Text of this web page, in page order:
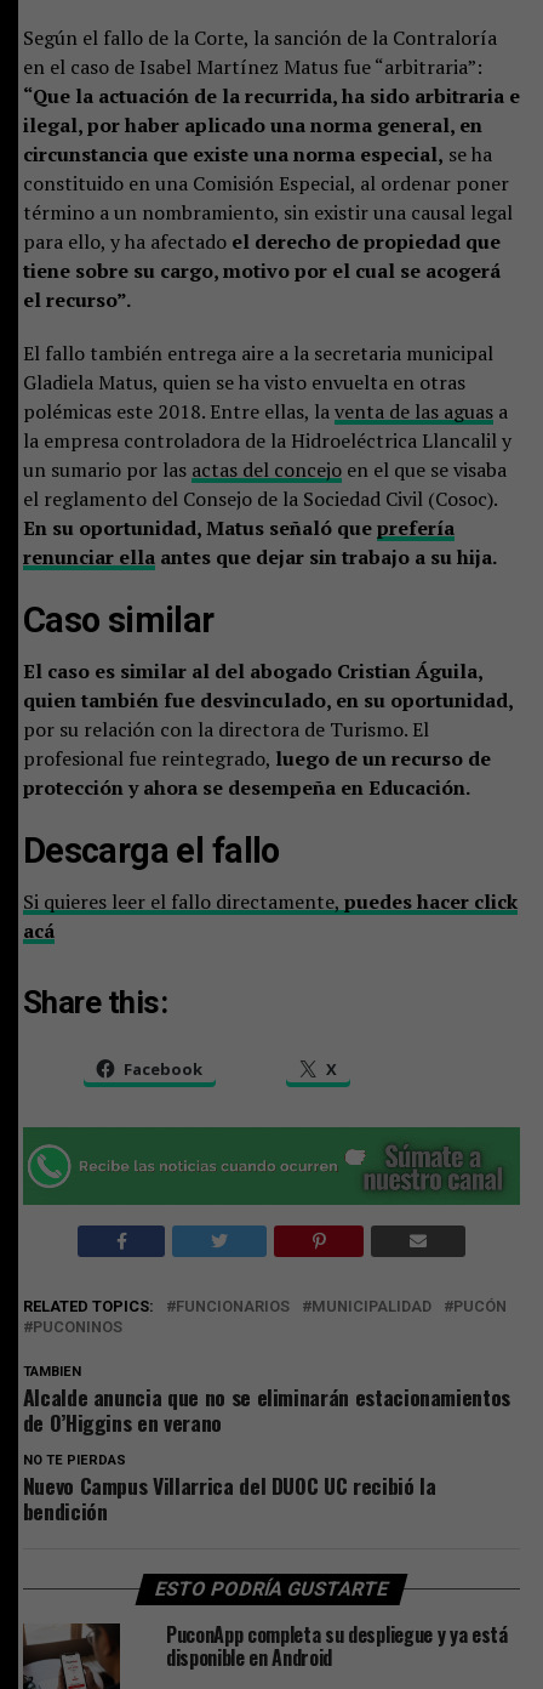
Según el fallo de la Corte, la sanción de la Contraloría
en el caso de Isabel Martínez Matus fue “arbitraria”:
“Que la actuación de la recurrida, ha sido arbitraria e
ilegal, por haber aplicado una norma general, en
circunstancia que existe una norma especial, se ha
constituido en una Comisión Especial, al ordenar poner
término a un nombramiento, sin existir una causal legal
para ello, y ha afectado el derecho de propiedad que
tiene sobre su cargo, motivo por el cual se acogerá
el recurso”.
El fallo también entrega aire a la secretaria municipal
Gladiela Matus, quien se ha visto envuelta en otras
polémicas este 2018. Entre ellas, laventa de las aguasa
la empresa controladora de la Hidroeléctrica Llancalil y
un sumario por las actas del concejoen el que se visaba
el reglamento del Consejo de la Sociedad Civil (Cosoc).
En su oportunidad, Matus señaló queprefería
renunciar ellaantes que dejar sin trabajo a su hija.
Caso similar
El caso es similar al del abogado Cristian Águila,
quien también fue desvinculado, en su oportunidad,
por su relación con la directora de Turismo. El
profesional fue reintegrado, luego de un recurso de
protección y ahora se desempeña en Educación.
Descarga el fallo
Si quieres leer el fallo directamente, puedes hacer click
acá
Share this:
Facebook X
RELATED TOPICS: FUNCIONARIOS MUNICIPALIDAD
PUCÓN
PUCONINOS
TAMBIEN
Alcalde anuncia que no se eliminarán estacionamientos
de O’Higgins en verano
NO TE PIERDAS
Nuevo Campus Villarrica del DUOC UC recibió la
bendición
ESTO PODRÍA GUSTARTE
PuconApp completa su despliegue y ya está
disponible en Android